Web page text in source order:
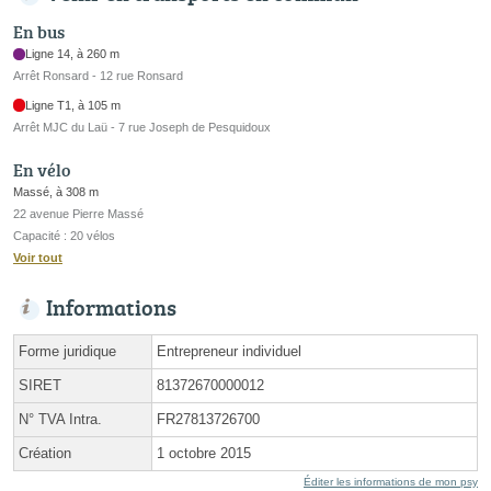
En bus
Ligne 14, à 260 m
Arrêt Ronsard - 12 rue Ronsard
Ligne T1, à 105 m
Arrêt MJC du Laü - 7 rue Joseph de Pesquidoux
En vélo
Massé, à 308 m
22 avenue Pierre Massé
Capacité : 20 vélos
Voir tout
Informations
Forme juridique Entrepreneur individuel
SIRET 81372670000012
N° TVA Intra. FR27813726700
Création 1 octobre 2015
Éditer les informations de mon psy